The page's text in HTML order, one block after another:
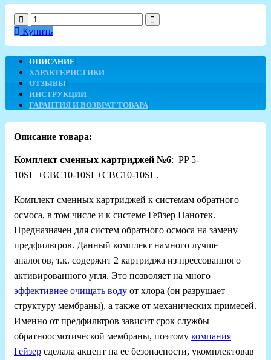
Купить
ОПИСАНИЕ
ХАРАКТЕРИСТИКИ
ОТЗЫВЫ
ИНСТРУКЦИИ
ГАРАНТИЯ И ВОЗВРАТ ТОВАРА
Описание товара:
Комплект сменных картриджей №6: PP 5-
10SL +CBC10-10SL+CBC10-10SL.
Комплект сменных картриджей к системам обратного
осмоса, в том числе и к системе Гейзер Нанотек.
Предназначен для систем обратного осмоса на замену
предфильтров. Данный комплект намного лучше
аналогов, т.к. содержит 2 картриджа из прессованного
активированного угля. Это позволяет на много
эффективнее очищать воду от хлора (он разрушает
структуру мембраны), а также от механических примесей.
Именно от предфильтров зависит срок службы
обратноосмотической мембраны, поэтому компания
Гейзер сделала акцент на ее безопасности, укомплектовав